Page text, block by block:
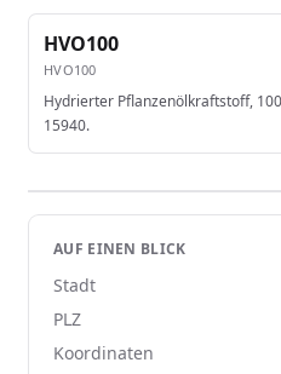
HVO100
HVO100
Hydrierter Pflanzenölkraftstoff,
15940.
AUF EINEN BLICK
Stadt
PLZ
Koordinaten